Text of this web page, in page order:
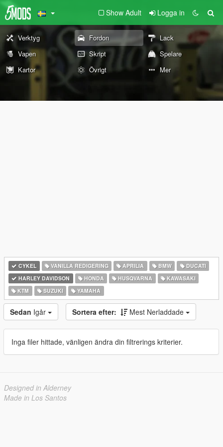
Show Adult Logga in
Verktyg Fordon
Lack
Vapen
Skript
Spelare
Kartor
Övrigt Mer
CYKEL VANILLA REDIGERING APRILIA BMW
DUCATI
HARLEY DAVIDSON
HONDA HUSQVARNA
KAWASAKI
KTM
SUZUKI YAMAHA
Sedan Igår Sortera efter: Mest Nerladdade
Inga filer hittade, vänligen ändra din filtrerings kriterier.
Designed in Alderney
Made in Los Santos